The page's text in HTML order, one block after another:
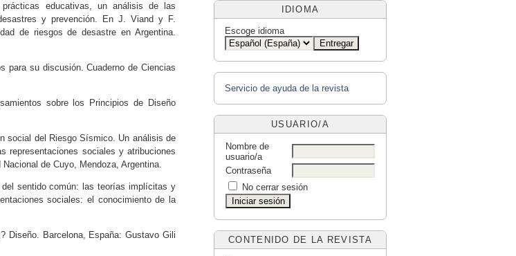
IDIOMA
Escoge idioma
Servicio de ayuda de la revista
USUARIO/A
Nombre de
usuario/a
Contraseña
No cerrar sesión
CONTENIDO DE LA REVISTA
educativas, un análisis de las
y prevención. En J. Viand y F.
de riesgos de desastre en Argentina.
para su discusión. Cuaderno de Ciencias
sobre los Principios de Diseño
social del Riesgo Sísmico. Un análisis de
representaciones sociales y atribuciones
de Cuyo, Mendoza, Argentina.
sentido común: las teorías implícitas y
sociales: el conocimiento de la
Diseño. Barcelona, España: Gustavo Gili